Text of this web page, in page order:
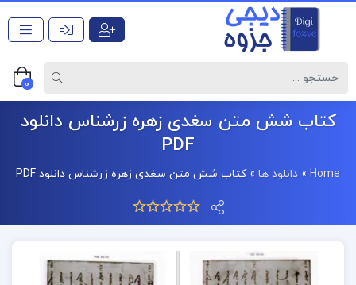
0
کتاب شش متن سغدی زهره زرشناس دانلود
PDF
Home
» دانلود ها »کتاب شش متن سغدی زهره زرشناس دانلود PDF